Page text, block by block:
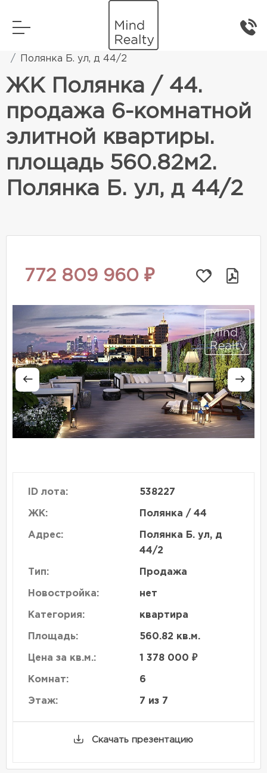
Элитная жилая недвижимость
Полянка Б. ул, д 44/2
ЖК Полянка / 44.
продажа 6-комнатной
элитной квартиры.
площадь 560.82м2.
Полянка Б. ул, д 44/2
772 809 960 ₽
ID лота: 538227
ЖК: Полянка / 44
Адрес:
Полянка Б. ул, д
44/2
Тип: Продажа
Новостройка: нет
Категория: квартира
Площадь: 560.82 кв.м.
Цена за кв.м.: 1 378 000 ₽
Комнат: 6
Этаж: 7 из 7
Скачать презентацию